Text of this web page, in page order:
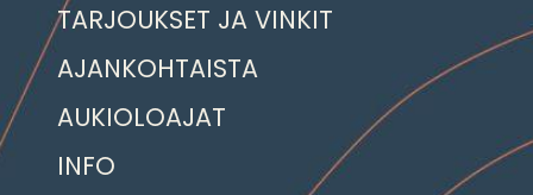
TARJOUKSET JA VINKIT
AJANKOHTAISTA
AUKIOLOAJAT
INFO